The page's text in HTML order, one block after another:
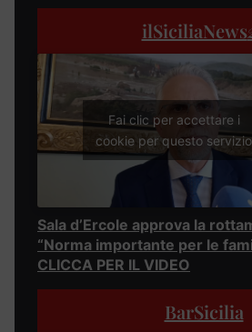
ilSiciliaNews
Fai clic per accettare i
cookie per questo servizio
Sala d’Ercole approva la
“Norma importante per le
CLICCA PER IL VIDEO
BarSicilia